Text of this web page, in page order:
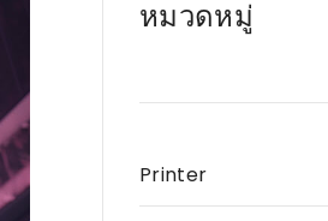
หมวดหมู่
Printer